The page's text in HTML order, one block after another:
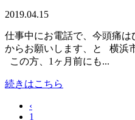
2019.04.15
仕事中にお電話で、今頭痛
からお願いします、と 横浜
この方、1ヶ月前にも...
続きはこちら
‹
1